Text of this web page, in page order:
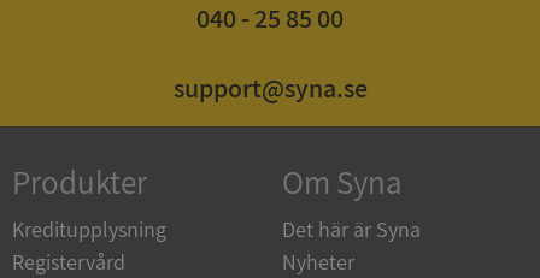
040 - 25 85 00
support@syna.se
Produkter
Kreditupplysning
Registervård
Om Syna
Det här är Syna
Nyheter
.syna.se
_GRECAPTCHA
Google LLC
www.google.com